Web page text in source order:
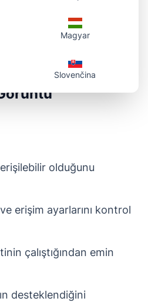
Giderme
olduğunu
erişim ayarlarını kontrol
çalıştığından emin
desteklendiğini
Magyar
Slovenčina